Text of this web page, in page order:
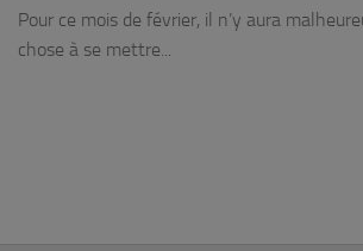
Pour ce mois de février, il n’y aura
chose à se mettre...